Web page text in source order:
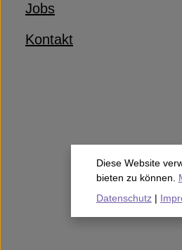
Jobs
Kontakt
Diese Website
bieten zu können.
Datenschutz|